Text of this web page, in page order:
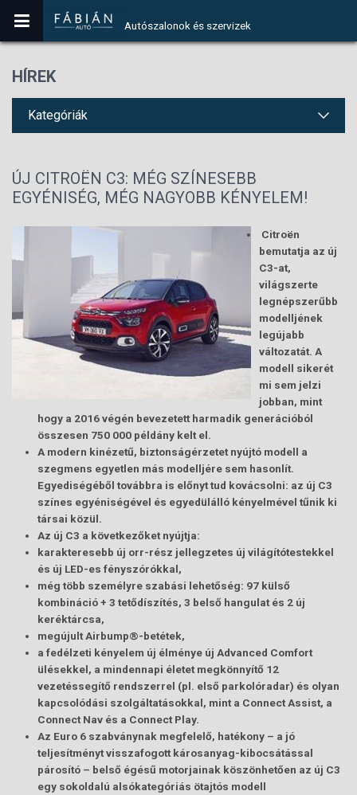
Autószalonok és szervizek
HÍREK
Kategóriák
ÚJ CITROËN C3: MÉG SZÍNESEBB
EGYÉNISÉG, MÉG NAGYOBB KÉNYELEM!
Citroën
bemutatja az új
C3-at,
világszerte
legnépszerűbb
modelljének
legújabb
változatát. A
modell sikerét
mi sem jelzi
jobban, mint
hogy a 2016 végén bevezetett harmadik generációból
összesen 750 000 példány kelt el.
A modern kinézetű, biztonságérzetet nyújtó modell a
szegmens egyetlen más modelljére sem hasonlít.
Egyediségéből továbbra is előnyt tud kovácsolni: az új C3
színes egyéniségével és egyedülálló kényelmével tűnik ki
társai közül.
Az új C3 a következőket nyújtja:
karakteresebb új orr-rész jellegzetes új világítótestekkel
és új LED-es fényszórókkal,
még több személyre szabási lehetőség: 97 külső
kombináció + 3 tetődíszítés, 3 belső hangulat és 2 új
keréktárcsa,
megújult Airbump®-betétek,
a fedélzeti kényelem új élménye új Advanced Comfort
ülésekkel, a mindennapi életet megkönnyítő 12
vezetéssegítő rendszerrel (pl. első parkolóradar) és olyan
kapcsolódási szolgáltatásokkal, mint a Connect Assist, a
Connect Nav és a Connect Play.
Az Euro 6 szabványnak megfelelő, hatékony – a jó
teljesítményt visszafogott károsanyag-kibocsátással
párosító – belső égésű motorjainak köszönhetően az új C3
egy sokoldalú alsókategóriás ötajtós modell